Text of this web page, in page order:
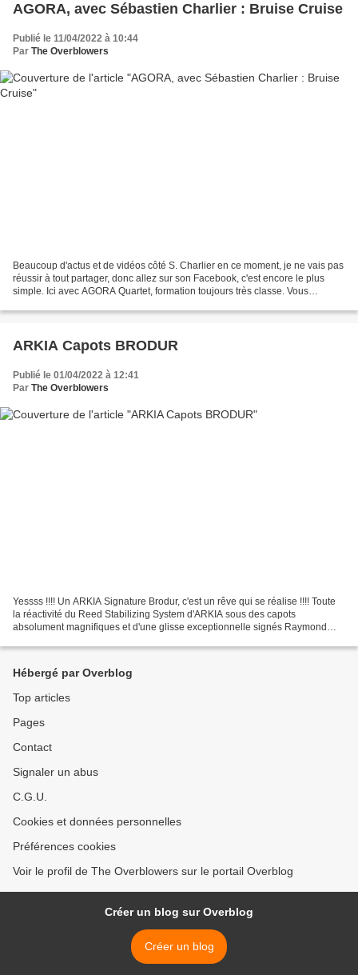
AGORA, avec Sébastien Charlier : Bruise Cruise
Publié le 11/04/2022 à 10:44
Par The Overblowers
Beaucoup d'actus et de vidéos côté S. Charlier en ce moment, je ne vais pas
réussir à tout partager, donc allez sur son Facebook, c'est encore le plus
simple. Ici avec AGORA Quartet, formation toujours très classe. Vous
ARKIA Capots BRODUR
Publié le 01/04/2022 à 12:41
Par The Overblowers
Yessss !!!! Un ARKIA Signature Brodur, c'est un rêve qui se réalise !!!! Toute
la réactivité du Reed Stabilizing System d'ARKIA sous des capots
absolument magnifiques et d'une glisse exceptionnelle signés Raymond
Hébergé par Overblog
Top articles
Pages
Contact
Signaler un abus
C.G.U.
Cookies et données personnelles
Préférences cookies
Voir le profil de The Overblowers sur le portail Overblog
Créer un blog sur Overblog
Créer un blog